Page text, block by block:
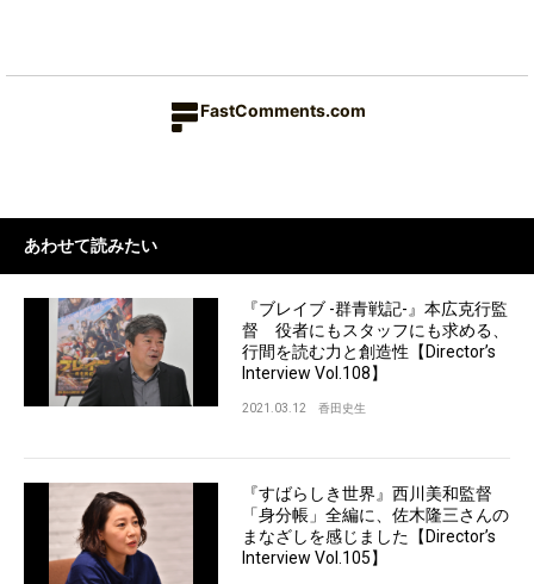
FastComments.com
あわせて読みたい
『ブレイブ -群青戦記-』本広克行監
督 役者にもスタッフにも求める、
行間を読む力と創造性【Director’s
Interview Vol.108】
2021.03.12 香田史生
『すばらしき世界』西川美和監督
「身分帳」全編に、佐木隆三さんの
まなざしを感じました【Director’s
Interview Vol.105】